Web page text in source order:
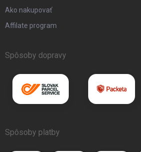
Ako nakupovať
Affilate program
Spôsoby dopravy
Spôsoby platby